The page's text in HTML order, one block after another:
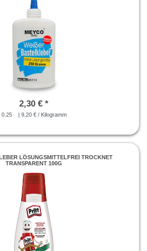
2,30 € *
0.25 | 9,20 € / Kilogramm
LÖSUNGSMITTELFREI TROCKNET
TRANSPARENT 100G